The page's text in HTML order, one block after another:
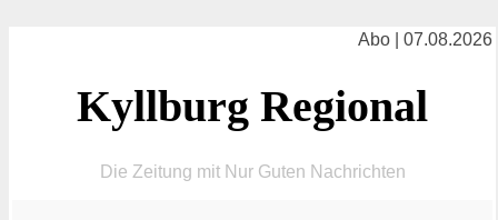
Abo | 07.08.2026
Kyllburg Regional
Die Zeitung mit Nur Guten Nachrichten